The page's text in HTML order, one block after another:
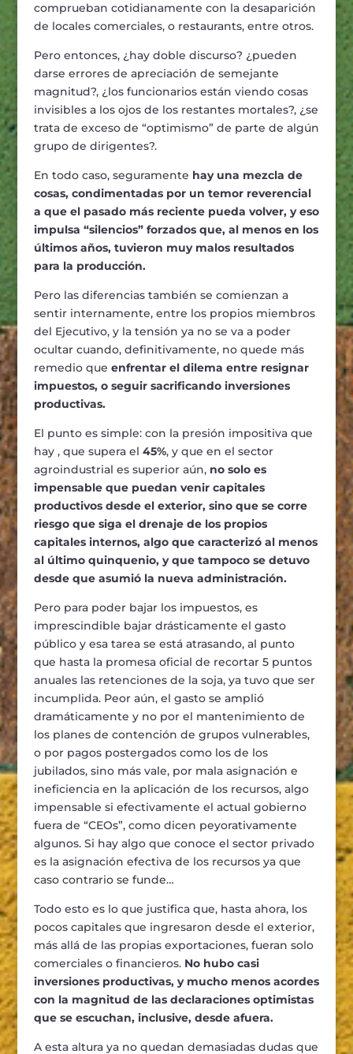
comprueban cotidianamente con la desaparición
de locales comerciales, o restaurants, entre otros.
Pero entonces, ¿hay doble discurso? ¿pueden
darse errores de apreciación de semejante
magnitud?, ¿los funcionarios están viendo cosas
invisibles a los ojos de los restantes mortales?, ¿se
trata de exceso de “optimismo” de parte de algún
grupo de dirigentes?.
En todo caso, seguramente hay una mezcla de
cosas, condimentadas por un temor reverencial
a que el pasado más reciente pueda volver, y eso
impulsa “silencios” forzados que, al menos en los
últimos años, tuvieron muy malos resultados
para la producción.
Pero las diferencias también se comienzan a
sentir internamente, entre los propios miembros
del Ejecutivo, y la tensión ya no se va a poder
ocultar cuando, definitivamente, no quede más
remedio que enfrentar el dilema entre resignar
impuestos, o seguir sacrificando inversiones
productivas.
El punto es simple: con la presión impositiva que
hay , que supera el 45%, y que en el sector
agroindustrial es superior aún, no solo es
impensable que puedan venir capitales
productivos desde el exterior, sino que se corre
riesgo que siga el drenaje de los propios
capitales internos, algo que caracterizó al menos
al último quinquenio, y que tampoco se detuvo
desde que asumió la nueva administración.
Pero para poder bajar los impuestos, es
imprescindible bajar drásticamente el gasto
público y esa tarea se está atrasando, al punto
que hasta la promesa oficial de recortar 5 puntos
anuales las retenciones de la soja, ya tuvo que ser
incumplida. Peor aún, el gasto se amplió
dramáticamente y no por el mantenimiento de
los planes de contención de grupos vulnerables,
o por pagos postergados como los de los
jubilados, sino más vale, por mala asignación e
ineficiencia en la aplicación de los recursos, algo
impensable si efectivamente el actual gobierno
fuera de “CEOs”, como dicen peyorativamente
algunos. Si hay algo que conoce el sector privado
es la asignación efectiva de los recursos ya que
caso contrario se funde…
Todo esto es lo que justifica que, hasta ahora, los
pocos capitales que ingresaron desde el exterior,
más allá de las propias exportaciones, fueran solo
comerciales o financieros. No hubo casi
inversiones productivas, y mucho menos acordes
con la magnitud de las declaraciones optimistas
que se escuchan, inclusive, desde afuera.
A esta altura ya no quedan demasiadas dudas que